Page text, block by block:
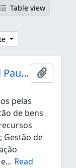
Table view
Unesp - Universidade Estadual Paulista "Júlio de Mesquita Filho"
Añadir
pelas
de bens
Gestão de
… Read